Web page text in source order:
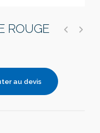
ROUGE
au devis